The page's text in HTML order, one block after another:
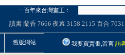
一百年來台灣畫王：
讀書 蘭香 7666 夜幕 3158 2115 百合 7031
舊版網站 我要買賣畫,留言 訪